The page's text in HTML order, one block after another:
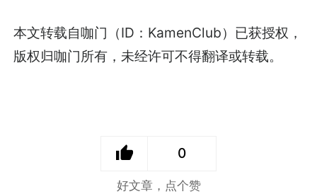
本文转载自咖门（ID：KamenClub）已获授权，
版权归咖门所有，未经许可不得翻译或转载。
0
好文章，点个赞